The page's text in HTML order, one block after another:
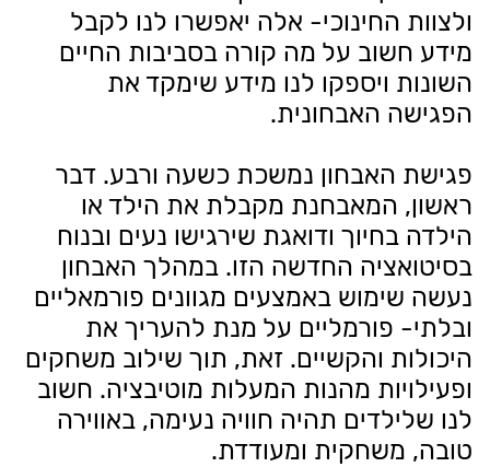
ולצוות החינוכי- אלה יאפשרו לנו לקבל
מידע חשוב על מה קורה בסביבות החיים
השונות ויספקו לנו מידע שימקד את
הפגישה האבחונית.
פגישת האבחון נמשכת כשעה ורבע. דבר
ראשון, המאבחנת מקבלת את הילד או
הילדה בחיוך ודואגת שירגישו נעים ובנוח
בסיטואציה החדשה הזו. במהלך האבחון
נעשה שימוש באמצעים מגוונים פורמאליים
ובלתי- פורמליים על מנת להעריך את
היכולות והקשיים. זאת, תוך שילוב משחקים
ופעילויות מהנות המעלות מוטיבציה. חשוב
לנו שלילדים תהיה חוויה נעימה, באווירה
טובה, משחקית ומעודדת.